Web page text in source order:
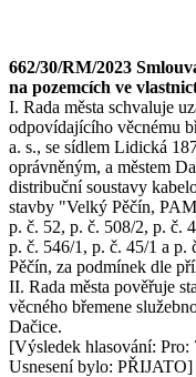
662/30/RM/2023
na pozemcích ve
I. Rada města schvaluje
odpovídajícího věcnému
a. s., se sídlem Lidická
oprávněným, a městem
distribuční soustavy
stavby "Velký Pěčín,
p. č. 52, p. č. 508/2, p. č.
p. č. 546/1, p. č. 45/1 a
Pěčín, za podmínek dle
II. Rada města pověřuje
věcného břemene
Dačice.
[Výsledek hlasování: Pro:
Usnesení bylo: PŘIJATO]